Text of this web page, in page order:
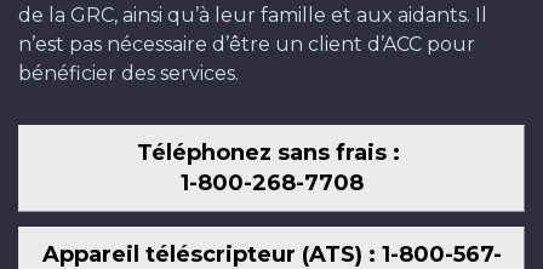
de la GRC, ainsi qu’à leur famille et aux aidants. Il
n’est pas nécessaire d’être un client d’ACC pour
bénéficier des services.
Téléphonez sans frais :
1-800-268-7708
Appareil téléscripteur (ATS) : 1-800-567-